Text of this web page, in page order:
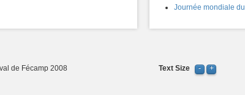
Journée mondiale
de Fécamp 2008 Text Size